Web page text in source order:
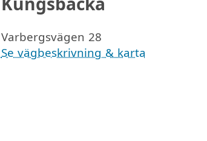
Varbergsvägen 28
Se vägbeskrivning & karta